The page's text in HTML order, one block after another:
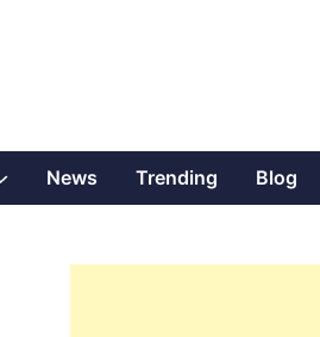
ShowNews Trending Blog